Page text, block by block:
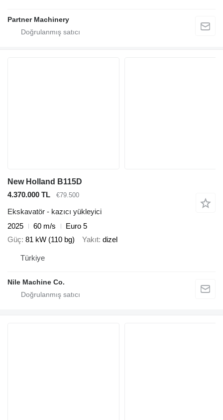
Partner Machinery
New Holland B115D
4.370.000 TL
€79.500
Ekskavatör - kazıcı yükleyici
2025
60 m/s
Euro 5
Güç 81 kW (110 bg) Yakıt dizel
Türkiye
Nile Machine Co.